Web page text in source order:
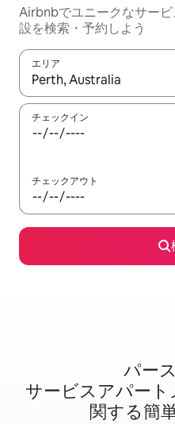
Airbnbでユニークなサー
設を検索・予約しよう
エリア
検索結果が表示されたら、
チェックイン
チェックアウト
パー
サ⁠ー⁠ビ⁠ス⁠ア⁠パ⁠ー⁠
関⁠す⁠る簡⁠